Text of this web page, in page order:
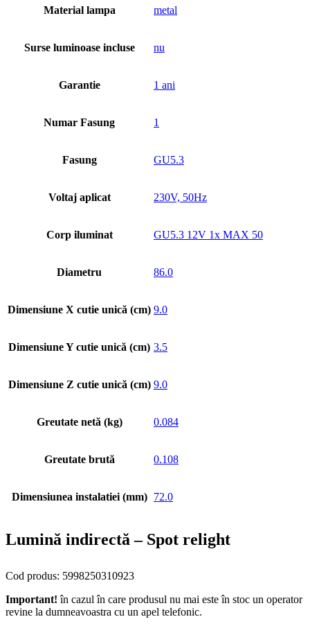
Material lampa metal
Surse luminoase incluse nu
Garantie 1 ani
Numar Fasung 1
Fasung GU5.3
Voltaj aplicat 230V, 50Hz
Corp iluminat GU5.3 12V 1x MAX 50
Diametru 86.0
Dimensiune X cutie unică (cm) 9.0
Dimensiune Y cutie unică (cm) 3.5
Dimensiune Z cutie unică (cm) 9.0
Greutate netă (kg) 0.084
Greutate brută 0.108
Dimensiunea instalatiei (mm) 72.0
Lumină indirectă – Spot relight
Cod produs: 5998250310923
Important! în cazul în care produsul nu mai este în stoc un operator
revine la dumneavoastra cu un apel telefonic.